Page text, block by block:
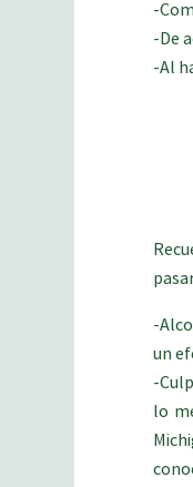
-
-De
-Al
-
un
-
lo